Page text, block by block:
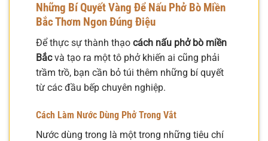
Những Bí Quyết Vàng Để Nấu Phở Bò Miền
Bắc Thơm Ngon Đúng Điệu
Để thực sự thành thạo cách nấu phở bò miền
Bắcvà tạo ra một tô phở khiến ai cũng phải
trầm trồ, bạn cần bỏ túi thêm những bí quyết
từ các đầu bếp chuyên nghiệp.
Cách Làm Nước Dùng Phở Trong Vắt
Nước dùng trong là một trong những tiêu chí